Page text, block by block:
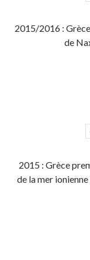
2015/2016 :
de
2015 : Grèce
de la mer ionienne